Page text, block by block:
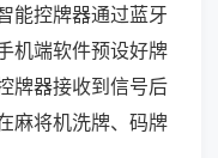
能控牌器通过蓝牙
机端软件预设好牌
牌器接收到信号后
麻将机洗牌、码牌